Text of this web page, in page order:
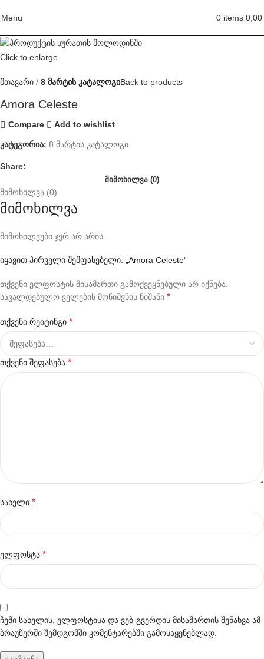
Menu 0 items 0,00
Click to enlarge
მთავარი 8 მარტის კატალოგიBack to products
Amora Celeste
Compare Add to wishlist
კატეგორია: 8 მარტის კატალოგი
Share:
ᲛᲘᲛᲝᲮᲘᲚᲕᲐ (0)
მიმოხილვა (0)
მიმოხილვა
მიმოხილვები ჯერ არ არის.
იყავით პირველი შემფასებელი: „Amora Celeste“
თქვენი ელფოსტის მისამართი გამოქვეყნებული არ იქნება.
სავალდებულო ველების მონიშვნის ნიშანი *
თქვენი რეიტინგი *
თქვენი შეფასება *
სახელი *
ელფოსტა *
ჩემი სახელის. ელფოსტისა და ვებ-გვერდის მისამართის შენახვა ამ
ბრაუზერში შემდგომში კომენტარებში გამოსაყენებლად.